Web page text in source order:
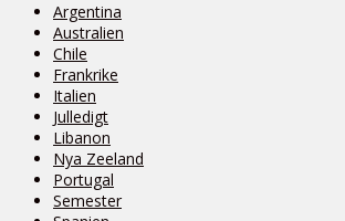
Argentina
Australien
Chile
Frankrike
Italien
Julledigt
Libanon
Nya Zeeland
Portugal
Semester